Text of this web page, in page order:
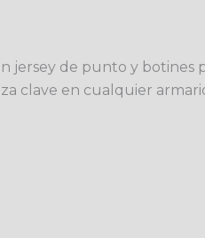
jersey de punto y botines
clave en cualquier